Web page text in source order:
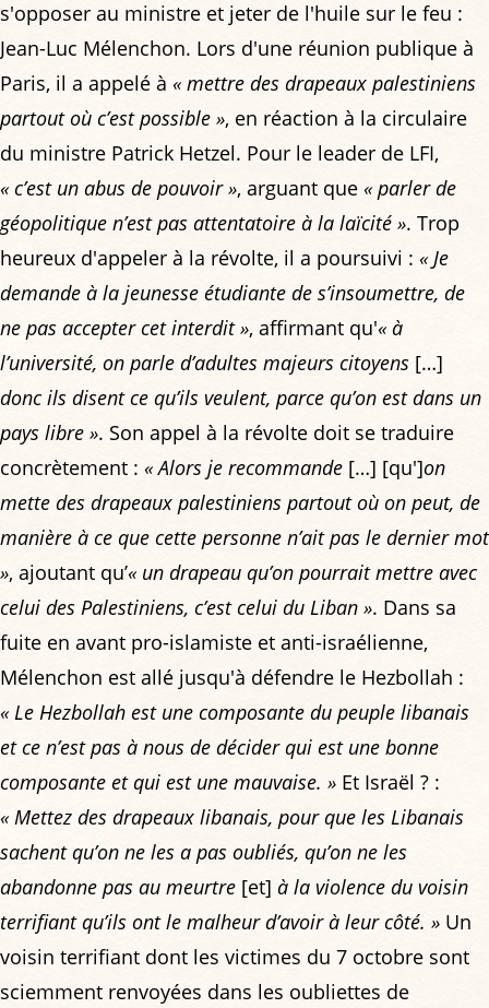
s'opposer au ministre et jeter de l'huile sur le feu :
Jean-Luc Mélenchon. Lors d'une réunion publique à
Paris, il a appelé à « mettre des drapeaux palestiniens
partout où c’est possible », en réaction à la circulaire
du ministre Patrick Hetzel. Pour le leader de LFI,
« c’est un abus de pouvoir », arguant que « parler de
géopolitique n’est pas attentatoire à la laïcité ». Trop
heureux d'appeler à la révolte, il a poursuivi : « Je
demande à la jeunesse étudiante de s’insoumettre, de
ne pas accepter cet interdit », affirmant qu'« à
l’université, on parle d’adultes majeurs citoyens […]
donc ils disent ce qu’ils veulent, parce qu’on est dans un
pays libre ». Son appel à la révolte doit se traduire
concrètement : « Alors je recommande […] [qu']on
mette des drapeaux palestiniens partout où on peut, de
manière à ce que cette personne n’ait pas le dernier mot
», ajoutant qu’« un drapeau qu’on pourrait mettre avec
celui des Palestiniens, c’est celui du Liban ». Dans sa
fuite en avant pro-islamiste et anti-israélienne,
Mélenchon est allé jusqu'à défendre le Hezbollah :
« Le Hezbollah est une composante du peuple libanais
et ce n’est pas à nous de décider qui est une bonne
composante et qui est une mauvaise. » Et Israël ? :
« Mettez des drapeaux libanais, pour que les Libanais
sachent qu’on ne les a pas oubliés, qu’on ne les
abandonne pas au meurtre [et] à la violence du voisin
terrifiant qu’ils ont le malheur d’avoir à leur côté. » Un
voisin terrifiant dont les victimes du 7 octobre sont
sciemment renvoyées dans les oubliettes de